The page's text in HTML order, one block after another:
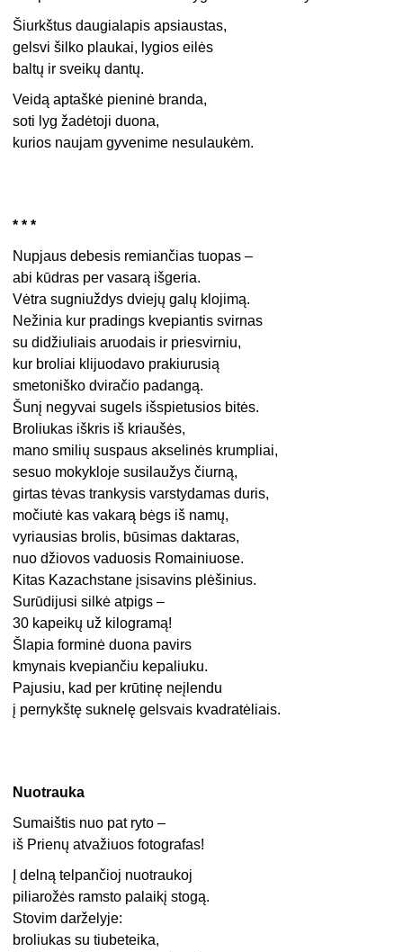
Šiurkštus daugialapis apsiaustas,
gelsvi šilko plaukai, lygios eilės
baltų ir sveikų dantų.
Veidą aptaškė pieninė branda,
soti lyg žadėtoji duona,
kurios naujam gyvenime nesulaukėm.
* * *
Nupjaus debesis remiančias tuopas –
abi kūdras per vasarą išgeria.
Vėtra sugniuždys dviejų galų klojimą.
Nežinia kur pradings kvepiantis svirnas
su didžiuliais aruodais ir priesvirniu,
kur broliai klijuodavo prakiurusią
smetoniško dviračio padangą.
Šunį negyvai sugels išspietusios bitės.
Broliukas iškris iš kriaušės,
mano smilių suspaus akselinės krumpliai,
sesuo mokykloje susilaužys čiurną,
girtas tėvas trankysis varstydamas duris,
močiutė kas vakarą bėgs iš namų,
vyriausias brolis, būsimas daktaras,
nuo džiovos vaduosis Romainiuose.
Kitas Kazachstane įsisavins plėšinius.
Surūdijusi silkė atpigs –
30 kapeikų už kilogramą!
Šlapia forminė duona pavirs
kmynais kvepiančiu kepaliuku.
Pajusiu, kad per krūtinę neįlendu
į pernykštę suknelę gelsvais kvadratėliais.
Nuotrauka
Sumaištis nuo pat ryto –
iš Prienų atvažiuos fotografas!
Į delną telpančioj nuotraukoj
piliarožės ramsto palaikį stogą.
Stovim darželyje:
broliukas su tiubeteika,